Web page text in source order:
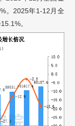
。2025年1-12月全
。